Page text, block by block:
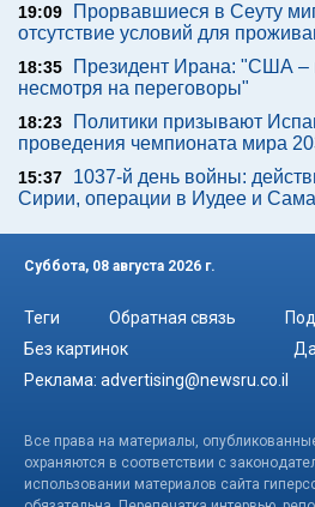
19:09
Прорвавшиеся в Сеуту
отсутствие условий для
18:35
Президент Ирана: "США –
несмотря на переговоры"
18:23
Политики призывают
проведения чемпионата мира
15:37
1037-й день войны:
Сирии, операции в Иудее и
Суббота, 08 августа 2026 г.
Теги Обратная связь
Без картинок
Реклама: advertising@newsru.co.il
Все права на материалы,
охраняются в соответствии с
использовании материалов сайта